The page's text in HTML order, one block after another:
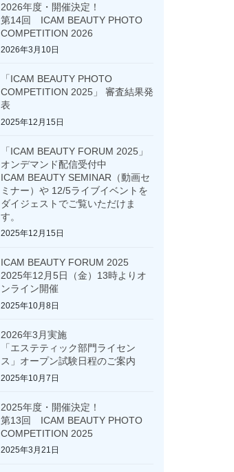
2026年度・開催決定！
第14回 ICAM BEAUTY PHOTO
COMPETITION 2026
2026年3月10日
「ICAM BEAUTY PHOTO
COMPETITION 2025」 審査結果発
表
2025年12月15日
「ICAM BEAUTY FORUM 2025」
オンデマンド配信受付中
ICAM BEAUTY SEMINAR（動画セ
ミナー）や 12/5ライブイベントを
ダイジェストでご覧いただけま
す。
2025年12月15日
ICAM BEAUTY FORUM 2025
2025年12月5日（金）13時よりオ
ンライン開催
2025年10月8日
2026年3月実施
「エステティック部門ライセン
ス」オープン試験日程のご案内
2025年10月7日
2025年度・開催決定！
第13回 ICAM BEAUTY PHOTO
COMPETITION 2025
2025年3月21日